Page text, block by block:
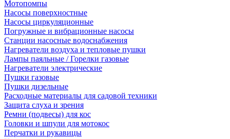
Мотопомпы
Насосы поверхностные
Насосы циркуляционные
Погружные и вибрационные насосы
Станции насосные водоснабжения
Нагреватели воздуха и тепловые пушки
Лампы паяльные / Горелки газовые
Нагреватели электрические
Пушки газовые
Пушки дизельные
Расходные материалы для садовой техники
Защита слуха и зрения
Ремни (подвесы) для кос
Головки и шпули для мотокос
Перчатки и рукавицы